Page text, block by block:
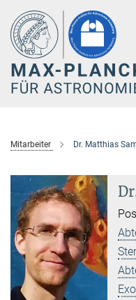
Hauptinhalt
Mitarbeiter Dr. Matthias